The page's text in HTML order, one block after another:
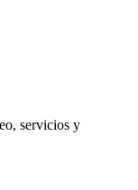
servicios y